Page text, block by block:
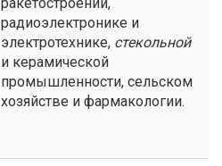
радиоэлектронике и
электротехнике, стекольной
и керамической
промышленности, сельском
хозяйстве и фармакологии.